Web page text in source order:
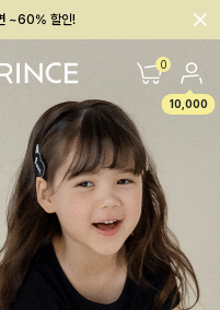
~60% 할인!
원 혜택 0
10,000
아우터/상의 하의/레깅스